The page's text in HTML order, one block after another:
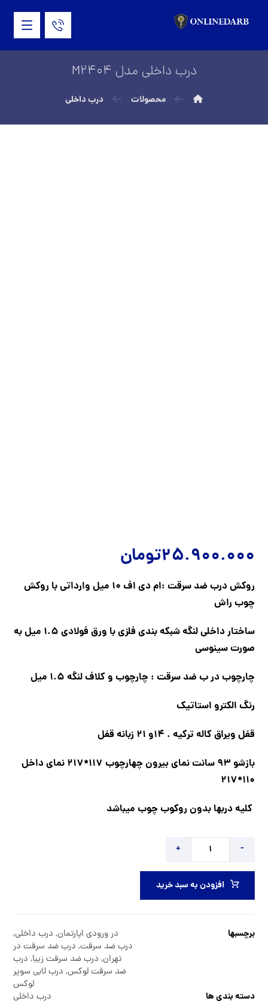
درب داخلی مدل M2404
محصولات درب داخلی
25.900.000تومان
روکش درب ضد سرقت :ام دی اف 10 میل وارداتی با روکش
چوب راش
ساختار داخلی لنگه شبکه بندی فلزی با ورق فولادی 1.5 میل به
صورت سینوسی
چارچوب در ب ضد سرقت : چارچوب و کلاف لنگه 1.5 میل
رنگ الکترو استاتیک
قفل ویراق کاله ترکیه . 14و 21 زبانه قفل
بازشو 93 سانت نمای بیرون چهارچوب 117*217 نمای داخل
110*217
کلیه دربها بدون روکوب چوب میباشد
-
+
افزودن به سبد خرید
برچسبها در ورودی اپارتمان, درب داخلی,
درب ضد سرقت, درب ضد سرقت در
تهران, درب ضد سرقت زیبا, درب
ضد سرقت لوکس, درب لابی سوپر
لوکس
دسته بندی ها
درب داخلی